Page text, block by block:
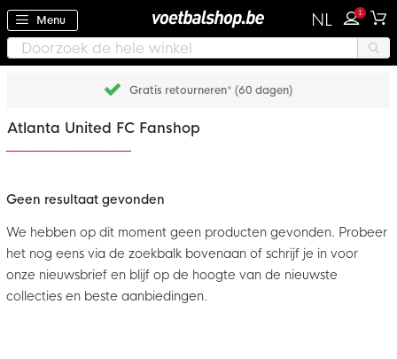
Menu NL 1
Gratis retourneren* (60 dagen)
Atlanta United FC Fanshop
Geen resultaat gevonden
We hebben op dit moment geen producten gevonden. Probeer
het nog eens via de zoekbalk bovenaan of schrijf je in voor
onze nieuwsbrief en blijf op de hoogte van de nieuwste
collecties en beste aanbiedingen.